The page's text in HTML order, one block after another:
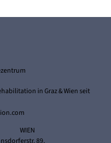
in Graz & Wien seit
WIEN